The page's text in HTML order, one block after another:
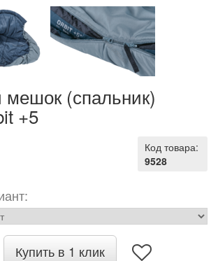
(спальник)
+5
Код товара:
9528
Купить в 1 клик